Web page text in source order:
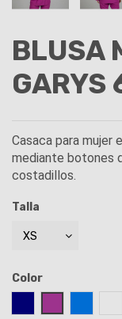
BLUSA
Casaca para mujer
mediante botones
costadillos.
Talla
Color